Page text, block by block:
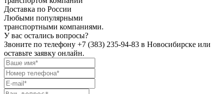
Доставка по России
Любыми популярными
транспортными компаниями.
У вас остались вопросы?
Звоните по телефону +7 (383) 235-94-83 в Новосибирске или
оставьте заявку онлайн.